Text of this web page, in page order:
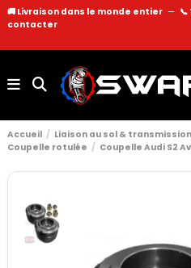
🚚 Livraison dans le monde entier —
contacter
Accueil Liaison au sol & transmission
Coupelle rotulée
Coupelle Audi S2